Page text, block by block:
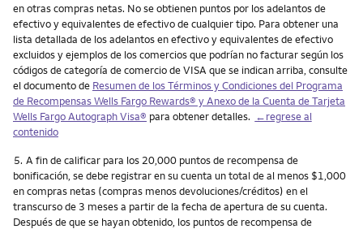
en otras compras netas. No se obtienen puntos por los adelantos de
efectivo y equivalentes de efectivo de cualquier tipo. Para obtener una
lista detallada de los adelantos en efectivo y equivalentes de efectivo
excluidos y ejemplos de los comercios que podrían no facturar según los
códigos de categoría de comercio de VISA que se indican arriba, consulte
el documento de Resumen de los Términos y Condiciones del Programa
de Recompensas Wells Fargo Rewards® y Anexo de la Cuenta de Tarjeta
Wells Fargo Autograph Visa® para obtener detalles. ←regrese al
contenido
Nota
5. A fin de calificar para los 20,000 puntos de recompensa de
bonificación, se debe registrar en su cuenta un total de al menos $1,000
en compras netas (compras menos devoluciones/créditos) en el
transcurso de 3 meses a partir de la fecha de apertura de su cuenta.
Después de que se hayan obtenido, los puntos de recompensa de